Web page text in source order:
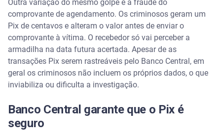
Outra variação do mesmo golpe é a fraude do
comprovante de agendamento. Os criminosos geram um
Pix de centavos e alteram o valor antes de enviar o
comprovante à vítima. O recebedor só vai perceber a
armadilha na data futura acertada. Apesar de as
transações Pix serem rastreáveis pelo Banco Central, em
geral os criminosos não incluem os próprios dados, o que
inviabiliza ou dificulta a investigação.
Banco Central garante que o Pix é
seguro